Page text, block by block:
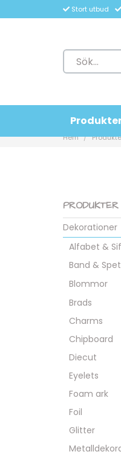
Stort utbud
Hem
PRODUKTER
Dekorationer
Alfabet &
Band &
Blommor
Brads
Charms
Chipboard
Diecut
Eyelets
Foam ark
Foil
Glitter